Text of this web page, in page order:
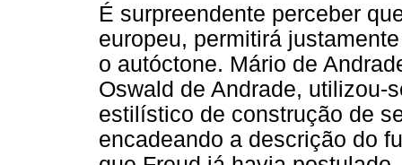
É surpreendente perceber
europeu, permitirá
o autóctone. Mário de
Oswald de Andrade, utilizou-
estilístico de construção de
encadeando a descrição do